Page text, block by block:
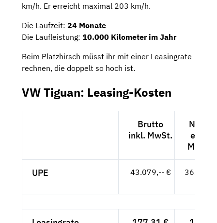
km/h. Er erreicht maximal 203 km/h.
Die Laufzeit: 24 Monate
Die Laufleistung: 10.000 Kilometer im Jahr
Beim Platzhirsch müsst ihr mit einer Leasingrate
rechnen, die doppelt so hoch ist.
VW Tiguan: Leasing-Kosten
Brutto
inkl. MwSt.
Netto
exkl.
MwSt.
UPE 43.079,-- €
36.201,-